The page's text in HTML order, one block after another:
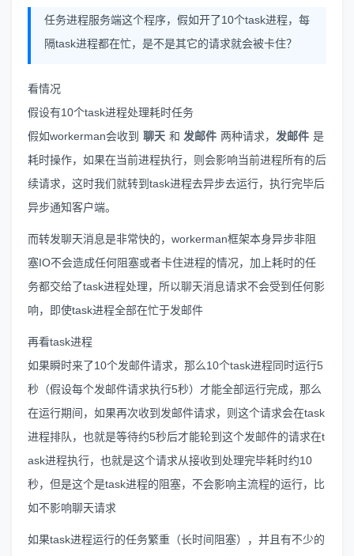
任务进程服务端这个程序，假如开了10个task进程，每
隔task进程都在忙，是不是其它的请求就会被卡住？
看情况
假设有10个task进程处理耗时任务
假如workerman会收到 聊天和 发邮件 两种请求， 发邮件 是
耗时操作，如果在当前进程执行，则会影响当前进程所有的后
续请求，这时我们就转到task进程去异步去运行，执行完毕后
异步通知客户端。
而转发聊天消息是非常快的，workerman框架本身异步非阻
塞IO不会造成任何阻塞或者卡住进程的情况，加上耗时的任
务都交给了task进程处理，所以聊天消息请求不会受到任何影
响，即使task进程全部在忙于发邮件
再看task进程
如果瞬时来了10个发邮件请求，那么10个task进程同时运行5
秒（假设每个发邮件请求执行5秒）才能全部运行完成，那么
在运行期间，如果再次收到发邮件请求，则这个请求会在task
进程排队，也就是等待约5秒后才能轮到这个发邮件的请求在t
ask进程执行，也就是这个请求从接收到处理完毕耗时约10
秒，但是这个是task进程的阻塞，不会影响主流程的运行，比
如不影响聊天请求
如果task进程运行的任务繁重（长时间阻塞），并且有不少的